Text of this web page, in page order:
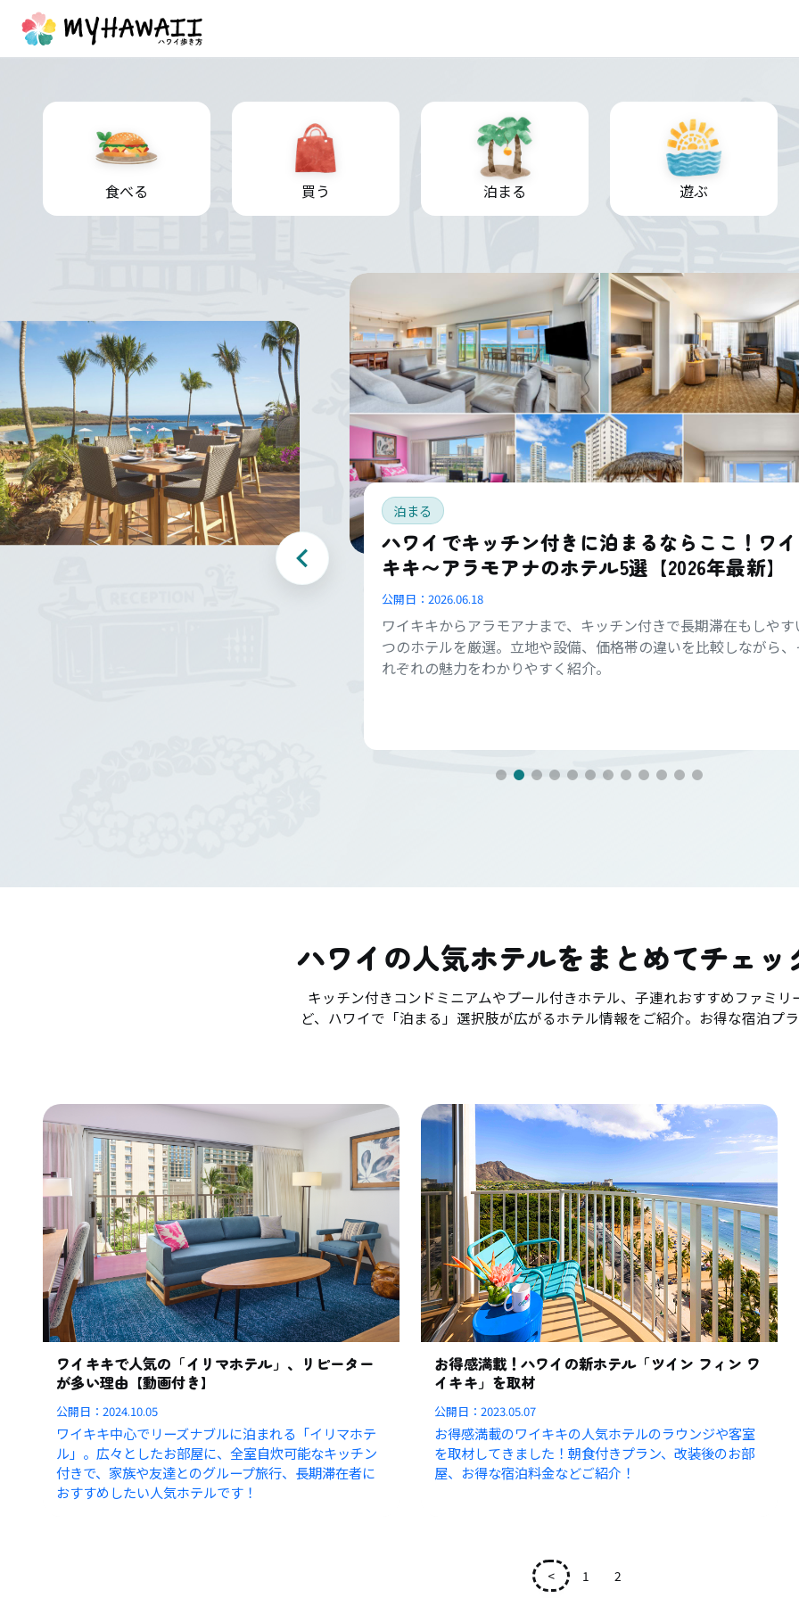
食べる 買う 泊まる 遊ぶ
泊まる
ハワイでキッチン付きに泊まるならここ！ワイ
キキ〜アラモアナのホテル5選【2026年最新】
公開日： 2026.06.18
ワイキキからアラモアナまで、キッチン付きで長期滞在もしやす
つのホテルを厳選。立地や設備、価格帯の違いを比較しながら
れぞれの魅力をわかりやすく紹介。
ハワイの人気ホテルをまとめてチェッ
キッチン付きコンドミニアムやプール付きホテル、子連れおすすめファミリ
ど、ハワイで「泊まる」選択肢が広がるホテル情報をご紹介。お得な宿泊プ
ワイキキで人気の「イリマホテル」、リピーター
が多い理由【動画付き】
公開日：2024.10.05
ワイキキ中心でリーズナブルに泊まれる「イリマホテ
ル」。広々としたお部屋に、全室自炊可能なキッチン
付きで、家族や友達とのグループ旅行、長期滞在者に
おすすめしたい人気ホテルです！
お得感満載！ハワイの新ホテル「ツイン フィン ワ
イキキ」を取材
公開日：2023.05.07
お得感満載のワイキキの人気ホテルのラウンジや客室
を取材してきました！朝食付きプラン、改装後のお部
屋、お得な宿泊料金などご紹介！
< 1 2